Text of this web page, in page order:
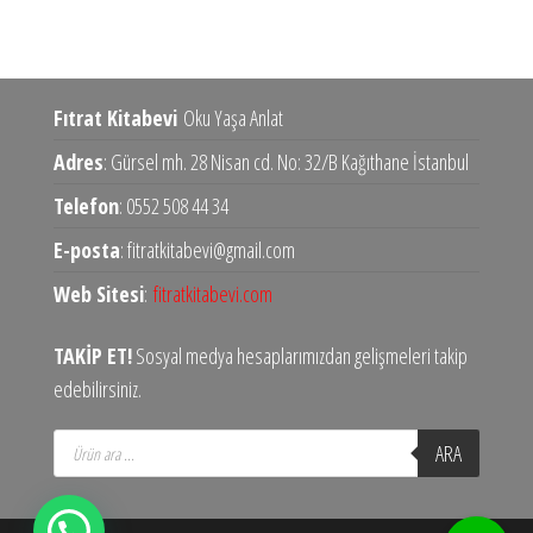
Fıtrat Kitabevi Oku Yaşa Anlat
Adres: Gürsel mh. 28 Nisan cd. No: 32/B Kağıthane İstanbul
Telefon: 0552 508 44 34
E-posta: fitratkitabevi@gmail.com
Web Sitesi: fitratkitabevi.com
TAKİP ET!Sosyal medya hesaplarımızdan gelişmeleri takip
edebilirsiniz.
Products
search ARA